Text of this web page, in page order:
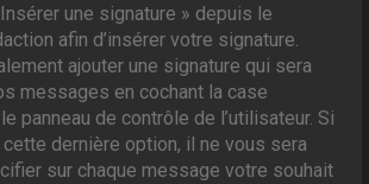
une signature » depuis le
afin d’insérer votre signature.
ajouter une signature qui sera
messages en cochant la case
panneau de contrôle de l’utilisateur. Si
dernière option, il ne vous sera
sur chaque message votre souhait